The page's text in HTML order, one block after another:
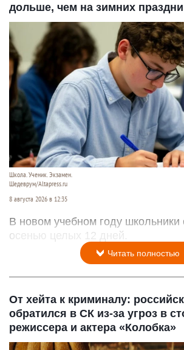
дольше, чем на зимних
Школа. Ученик. Экзамен.
Шедеврум/Altapress.ru
8 августа 2026 в 12:35
В новом учебном году школьники
осенью целых 12 дней.
Читать полностью
От хейта к криминалу:
обратился в СК из-за угроз в
режиссера и актера «Колобка»